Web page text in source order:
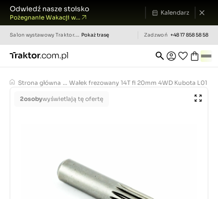
Odwiedź nasze stoisko
Pożegnanie Wakacji w...
Kalendarz
Salon wystawowy Traktor.com.pl Pokaż trasę Zadzwoń +48 17 858 58 58
Strona główna ... Wałek frezowany 14T fi 20mm 4WD Kubota L01
2osobywyświetlają tę ofertę